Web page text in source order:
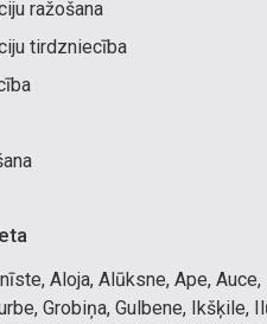
ražošana
tirdzniecība
Aloja, Alūksne, Ape,
Grobiņa, Gulbene,